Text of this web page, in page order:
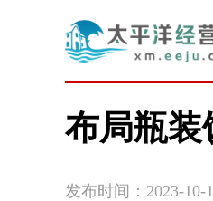
布局瓶装
发布时间：2023-10-